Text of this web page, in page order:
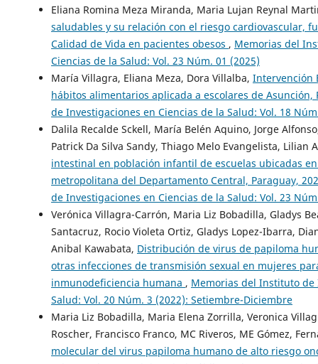
Eliana Romina Meza Miranda, Maria Lujan Reynal
saludables y su relación con el riesgo cardiovascular,
Calidad de Vida en pacientes obesos , Memorias del
Ciencias de la Salud: Vol. 23 Núm. 01 (2025)
María Villagra, Eliana Meza, Dora Villalba, Intervención
hábitos alimentarios aplicada a escolares de Asunción,
de Investigaciones en Ciencias de la Salud: Vol. 18
Dalila Recalde Sckell, María Belén Aquino, Jorge
Patrick Da Silva Sandy, Thiago Melo Evangelista, Lilian
intestinal en población infantil de escuelas ubicadas
metropolitana del Departamento Central, Paraguay,
de Investigaciones en Ciencias de la Salud: Vol. 23
Verónica Villagra-Carrón, Maria Liz Bobadilla, Gladys
Santacruz, Rocio Violeta Ortiz, Gladys Lopez-Ibarra,
Anibal Kawabata, Distribución de virus de papiloma
otras infecciones de transmisión sexual en mujeres
inmunodeficiencia humana , Memorias del Instituto de
Salud: Vol. 20 Núm. 3 (2022): Setiembre-Diciembre
Maria Liz Bobadilla, Maria Elena Zorrilla, Veronica
Roscher, Francisco Franco, MC Riveros, ME Gómez,
molecular del virus papiloma humano de alto riesgo